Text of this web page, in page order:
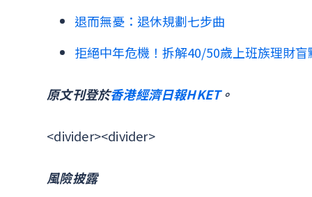
退而無憂：退休規劃七步曲
拒絕中年危機！拆解40/50歲上班族理財盲
原文刊登於香港經濟日報HKET。
<divider><divider>
風險披露